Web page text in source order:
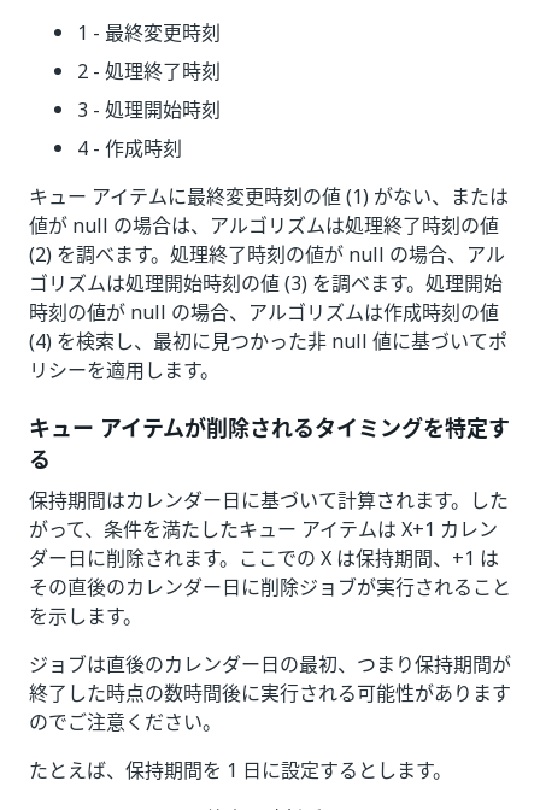
1 - 最終変更時刻
2 - 処理終了時刻
3 - 処理開始時刻
4 - 作成時刻
キュー アイテムに最終変更時刻の値 (1) がない、または
値が null の場合は、アルゴリズムは処理終了時刻の値
(2) を調べます。処理終了時刻の値が null の場合、アル
ゴリズムは処理開始時刻の値 (3) を調べます。処理開始
時刻の値が null の場合、アルゴリズムは作成時刻の値
(4) を検索し、最初に見つかった非 null 値に基づいてポ
リシーを適用します。
キュー アイテムが削除されるタイミングを特定す
る
保持期間はカレンダー日に基づいて計算されます。した
がって、条件を満たしたキュー アイテムは X+1 カレン
ダー日に削除されます。ここでの X は保持期間、+1 は
その直後のカレンダー日に削除ジョブが実行されること
を示します。
ジョブは直後のカレンダー日の最初、つまり保持期間が
終了した時点の数時間後に実行される可能性があります
のでご注意ください。
たとえば、保持期間を 1 日に設定するとします。